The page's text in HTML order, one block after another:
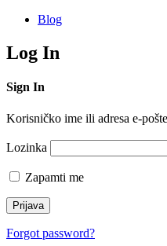
Blog
Log In
Sign In
Korisničko ime ili adresa e-pošte
Lozinka
Zapamti me
Forgot password?